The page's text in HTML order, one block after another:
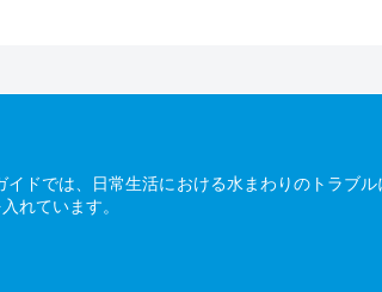
ドでは、日常生活における水まわりのトラブ
れています。